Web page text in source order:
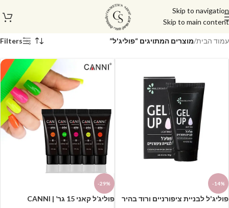
Skip to navigation
Skip to main content
עמוד הבית/מוצרים המתויגים “פוליג'ל” Filters
-14%
פוליג'ל לבניית ציפורניים ורוד בהיר
-29%
פוליג’ל קאני 15 גר’ | CANNI